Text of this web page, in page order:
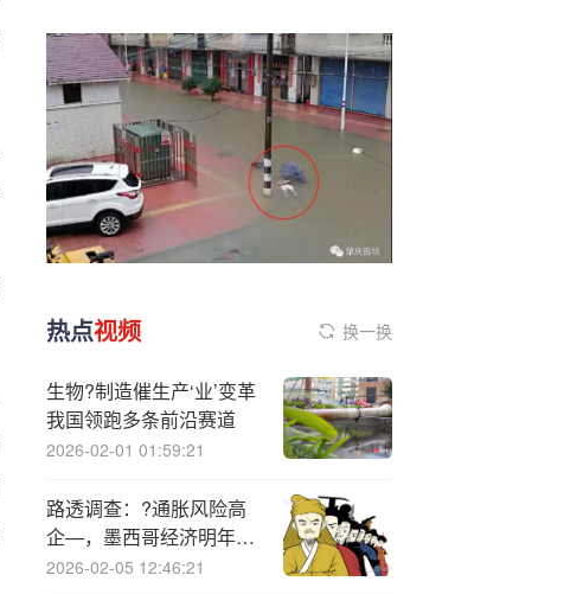
热点视频 换一换
生物?制造催生产‘业’变革
我国领跑多条前沿赛道
2026-02-01 01:59:21
路透调查：?通胀风险高
企—，墨西哥经济明年料
缓慢复苏
2026-02-05 12:46:21